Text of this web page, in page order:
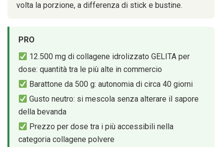
volta la porzione, a differenza di stick e bustine.
PRO
12.500 mg di collagene idrolizzato GELITA per
dose: quantità tra le più alte in commercio
Barattone da 500 g: autonomia di circa 40 giorni
Gusto neutro: si mescola senza alterare il sapore
della bevanda
Prezzo per dose tra i più accessibili nella
categoria collagene polvere